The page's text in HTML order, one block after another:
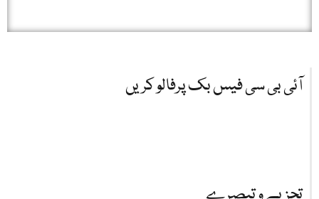
آئی بی سی فیس بک پرفالو کریں